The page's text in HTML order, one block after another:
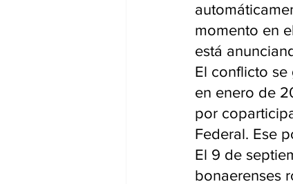
momento en
está
El conflicto
en enero de
por
Federal. Ese
El 9 de
bonaerenses